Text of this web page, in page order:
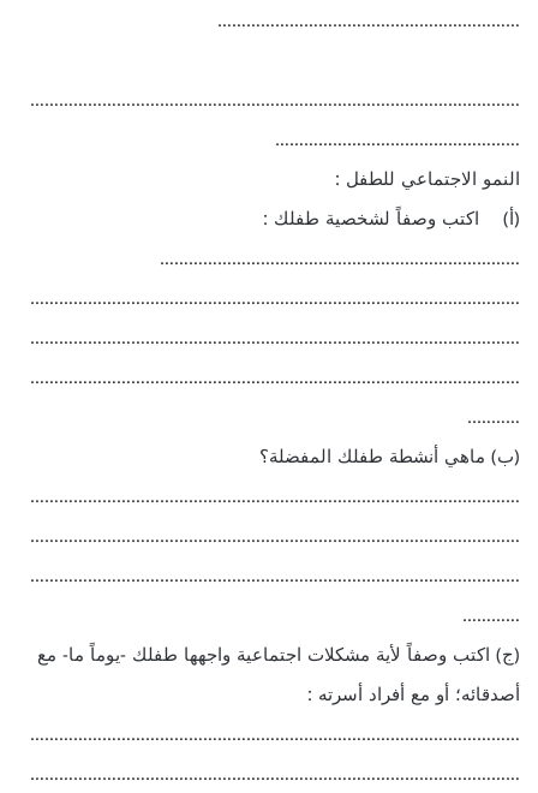
………………………………………………………
…………………………………………………………………………………………
……………………………………………
النمو الاجتماعي للطفل :
(أ) اكتب وصفاً لشخصية طفلك :
…………………………………………………………………
…………………………………………………………………………………………
…………………………………………………………………………………………
…………………………………………………………………………………………
………..
(ب) ماهي أنشطة طفلك المفضلة؟
…………………………………………………………………………………………
…………………………………………………………………………………………
…………………………………………………………………………………………
…………
(ج) اكتب وصفاً لأية مشكلات اجتماعية واجهها طفلك -يوماً ما- مع
أصدقائه؛ أو مع أفراد أسرته :
…………………………………………………………………………………………
…………………………………………………………………………………………